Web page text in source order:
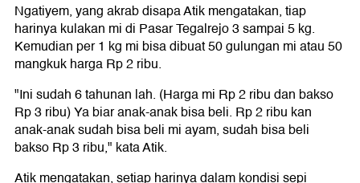
Ngatiyem, yang akrab disapa Atik mengatakan, tiap
harinya kulakan mi di Pasar Tegalrejo 3 sampai 5 kg.
Kemudian per 1 kg mi bisa dibuat 50 gulungan mi atau 50
mangkuk harga Rp 2 ribu.
"Ini sudah 6 tahunan lah. (Harga mi Rp 2 ribu dan bakso
Rp 3 ribu) Ya biar anak-anak bisa beli. Rp 2 ribu kan
anak-anak sudah bisa beli mi ayam, sudah bisa beli
bakso Rp 3 ribu," kata Atik.
Atik mengatakan, setiap harinya dalam kondisi sepi